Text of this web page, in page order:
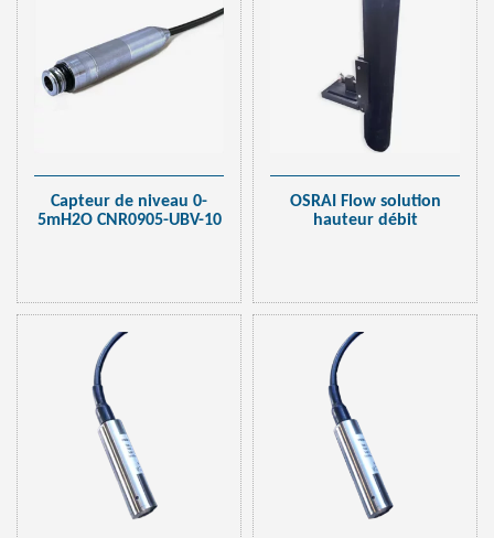
Capteur de niveau 0-
5mH2O CNR0905-UBV-10
OSRAI Flow solution
hauteur débit